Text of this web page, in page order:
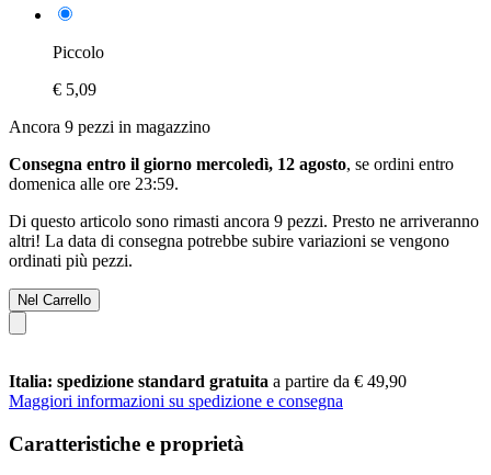
Piccolo
€ 5,09
Ancora 9 pezzi in magazzino
Consegna entro il giorno mercoledì, 12 agosto, se ordini entro
domenica alle ore 23:59.
Di questo articolo sono rimasti ancora 9 pezzi. Presto ne arriveranno
altri! La data di consegna potrebbe subire variazioni se vengono
ordinati più pezzi.
Nel Carrello
Italia: spedizione standard gratuita a partire da € 49,90
Maggiori informazioni su spedizione e consegna
Caratteristiche e proprietà